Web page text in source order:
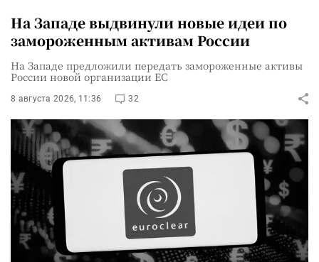
На Западе выдвинули новые идеи по
замороженным активам России
На Западе предложили передать замороженные активы
России новой организации ЕС
8 августа 2026, 11:36 32